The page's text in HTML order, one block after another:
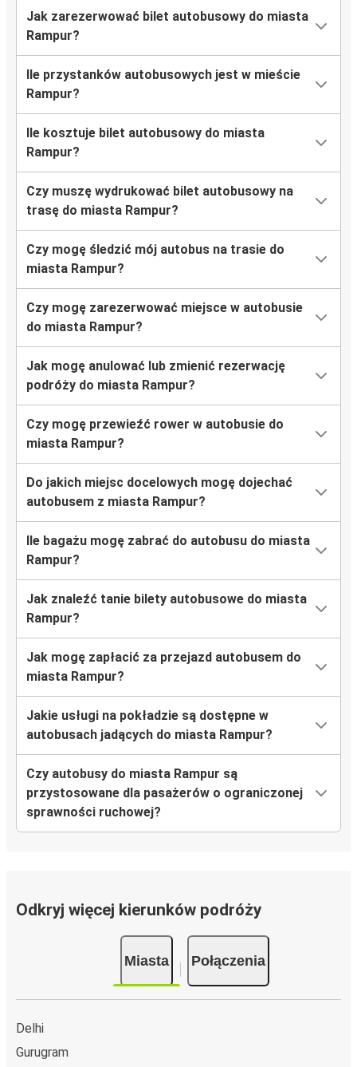
Jak zarezerwować bilet autobusowy do miasta
Rampur?
Ile przystanków autobusowych jest w mieście
Rampur?
Ile kosztuje bilet autobusowy do miasta
Rampur?
Czy muszę wydrukować bilet autobusowy na
trasę do miasta Rampur?
Czy mogę śledzić mój autobus na trasie do
miasta Rampur?
Czy mogę zarezerwować miejsce w autobusie
do miasta Rampur?
Jak mogę anulować lub zmienić rezerwację
podróży do miasta Rampur?
Czy mogę przewieźć rower w autobusie do
miasta Rampur?
Do jakich miejsc docelowych mogę dojechać
autobusem z miasta Rampur?
Ile bagażu mogę zabrać do autobusu do miasta
Rampur?
Jak znaleźć tanie bilety autobusowe do miasta
Rampur?
Jak mogę zapłacić za przejazd autobusem do
miasta Rampur?
Jakie usługi na pokładzie są dostępne w
autobusach jadących do miasta Rampur?
Czy autobusy do miasta Rampur są
przystosowane dla pasażerów o ograniczonej
sprawności ruchowej?
Odkryj więcej kierunków podróży
Miasta Połączenia
Delhi
Gurugram